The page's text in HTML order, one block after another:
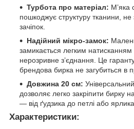
Турбота про матеріал: М’яка
пошкоджує структуру тканини,
зачіпок.
Надійний мікро-замок:
замикається легким
нерозривне з’єднання. Це
брендова бирка не загубиться в
Довжина 20 см:
дозволяє легко закріпити бирку
— від ґудзика до петлі або ярлика.
Характеристики: